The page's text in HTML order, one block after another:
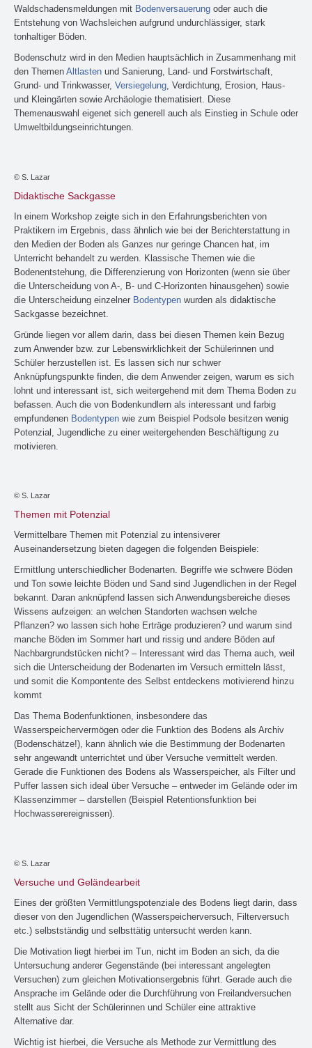
Waldschadensmeldungen mit Bodenversauerung oder auch die
Entstehung von Wachsleichen aufgrund undurchlässiger, stark
tonhaltiger Böden.
Bodenschutz wird in den Medien hauptsächlich in Zusammenhang mit
den Themen Altlasten und Sanierung, Land- und Forstwirtschaft,
Grund- und Trinkwasser, Versiegelung, Verdichtung, Erosion, Haus-
und Kleingärten sowie Archäologie thematisiert. Diese
Themenauswahl eigenet sich generell auch als Einstieg in Schule oder
Umweltbildungseinrichtungen.
© S. Lazar
Didaktische Sackgasse
In einem Workshop zeigte sich in den Erfahrungsberichten von
Praktikern im Ergebnis, dass ähnlich wie bei der Berichterstattung in
den Medien der Boden als Ganzes nur geringe Chancen hat, im
Unterricht behandelt zu werden. Klassische Themen wie die
Bodenentstehung, die Differenzierung von Horizonten (wenn sie über
die Unterscheidung von A-, B- und C-Horizonten hinausgehen) sowie
die Unterscheidung einzelner Bodentypen wurden als didaktische
Sackgasse bezeichnet.
Gründe liegen vor allem darin, dass bei diesen Themen kein Bezug
zum Anwender bzw. zur Lebenswirklichkeit der Schülerinnen und
Schüler herzustellen ist. Es lassen sich nur schwer
Anknüpfungspunkte finden, die dem Anwender zeigen, warum es sich
lohnt und interessant ist, sich weitergehend mit dem Thema Boden zu
befassen. Auch die von Bodenkundlern als interessant und farbig
empfundenen Bodentypen wie zum Beispiel Podsole besitzen wenig
Potenzial, Jugendliche zu einer weitergehenden Beschäftigung zu
motivieren.
© S. Lazar
Themen mit Potenzial
Vermittelbare Themen mit Potenzial zu intensiverer
Auseinandersetzung bieten dagegen die folgenden Beispiele:
Ermittlung unterschiedlicher Bodenarten. Begriffe wie schwere Böden
und Ton sowie leichte Böden und Sand sind Jugendlichen in der Regel
bekannt. Daran anknüpfend lassen sich Anwendungsbereiche dieses
Wissens aufzeigen: an welchen Standorten wachsen welche
Pflanzen? wo lassen sich hohe Erträge produzieren? und warum sind
manche Böden im Sommer hart und rissig und andere Böden auf
Nachbargrundstücken nicht? – Interessant wird das Thema auch, weil
sich die Unterscheidung der Bodenarten im Versuch ermitteln lässt,
und somit die Kompontente des Selbst entdeckens motivierend hinzu
kommt
Das Thema Bodenfunktionen, insbesondere das
Wasserspeichervermögen oder die Funktion des Bodens als Archiv
(Bodenschätze!), kann ähnlich wie die Bestimmung der Bodenarten
sehr angewandt unterrichtet und über Versuche vermittelt werden.
Gerade die Funktionen des Bodens als Wasserspeicher, als Filter und
Puffer lassen sich ideal über Versuche – entweder im Gelände oder im
Klassenzimmer – darstellen (Beispiel Retentionsfunktion bei
Hochwasserereignissen).
© S. Lazar
Versuche und Geländearbeit
Eines der größten Vermittlungspotenziale des Bodens liegt darin, dass
dieser von den Jugendlichen (Wasserspeicherversuch, Filterversuch
etc.) selbstständig und selbsttätig untersucht werden kann.
Die Motivation liegt hierbei im Tun, nicht im Boden an sich, da die
Untersuchung anderer Gegenstände (bei interessant angelegten
Versuchen) zum gleichen Motivationsergebnis führt. Gerade auch die
Ansprache im Gelände oder die Durchführung von Freilandversuchen
stellt aus Sicht der Schülerinnen und Schüler eine attraktive
Alternative dar.
Wichtig ist hierbei, die Versuche als Methode zur Vermittlung des